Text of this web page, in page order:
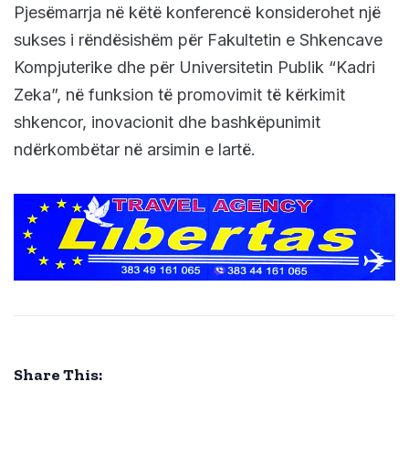
Pjesëmarrja në këtë konferencë konsiderohet një
sukses i rëndësishëm për Fakultetin e Shkencave
Kompjuterike dhe për Universitetin Publik “Kadri
Zeka”, në funksion të promovimit të kërkimit
shkencor, inovacionit dhe bashkëpunimit
ndërkombëtar në arsimin e lartë.
Share This: